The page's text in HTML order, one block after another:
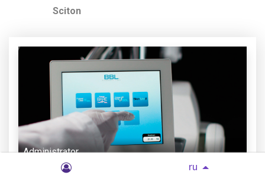
ru
Sciton
Administrator